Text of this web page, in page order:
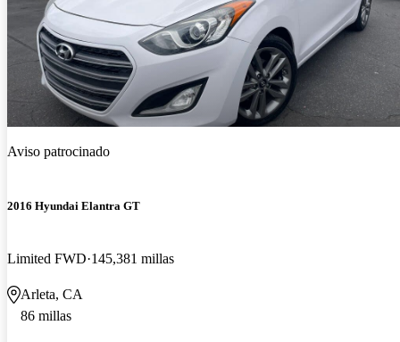
Aviso patrocinado
2016 Hyundai Elantra GT
Limited FWD 145,381 millas
Arleta, CA
86 millas